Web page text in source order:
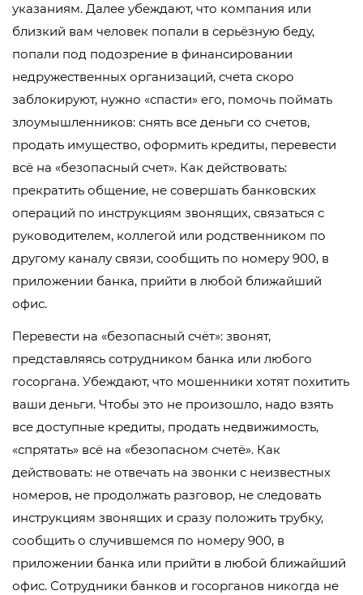
указаниям. Далее убеждают, что компания или
близкий вам человек попали в серьёзную беду,
попали под подозрение в финансировании
недружественных организаций, счета скоро
заблокируют, нужно «спасти» его, помочь поймать
злоумышленников: снять все деньги со счетов,
продать имущество, оформить кредиты, перевести
всё на «безопасный счет». Как действовать:
прекратить общение, не совершать банковских
операций по инструкциям звонящих, связаться с
руководителем, коллегой или родственником по
другому каналу связи, сообщить по номеру 900, в
приложении банка, прийти в любой ближайший
офис.
Перевести на «безопасный счёт»: звонят,
представляясь сотрудником банка или любого
госоргана. Убеждают, что мошенники хотят похитить
ваши деньги. Чтобы это не произошло, надо взять
все доступные кредиты, продать недвижимость,
«спрятать» всё на «безопасном счетё». Как
действовать: не отвечать на звонки с неизвестных
номеров, не продолжать разговор, не следовать
инструкциям звонящих и сразу положить трубку,
сообщить о случившемся по номеру 900, в
приложении банка или прийти в любой ближайший
офис. Сотрудники банков и госорганов никогда не